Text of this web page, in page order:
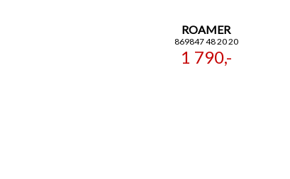
ROAMER
869847 48 20 20
1 790,-